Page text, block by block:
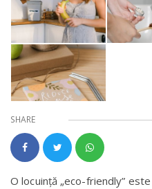
SHARE
O locuinţă „eco-friendly”